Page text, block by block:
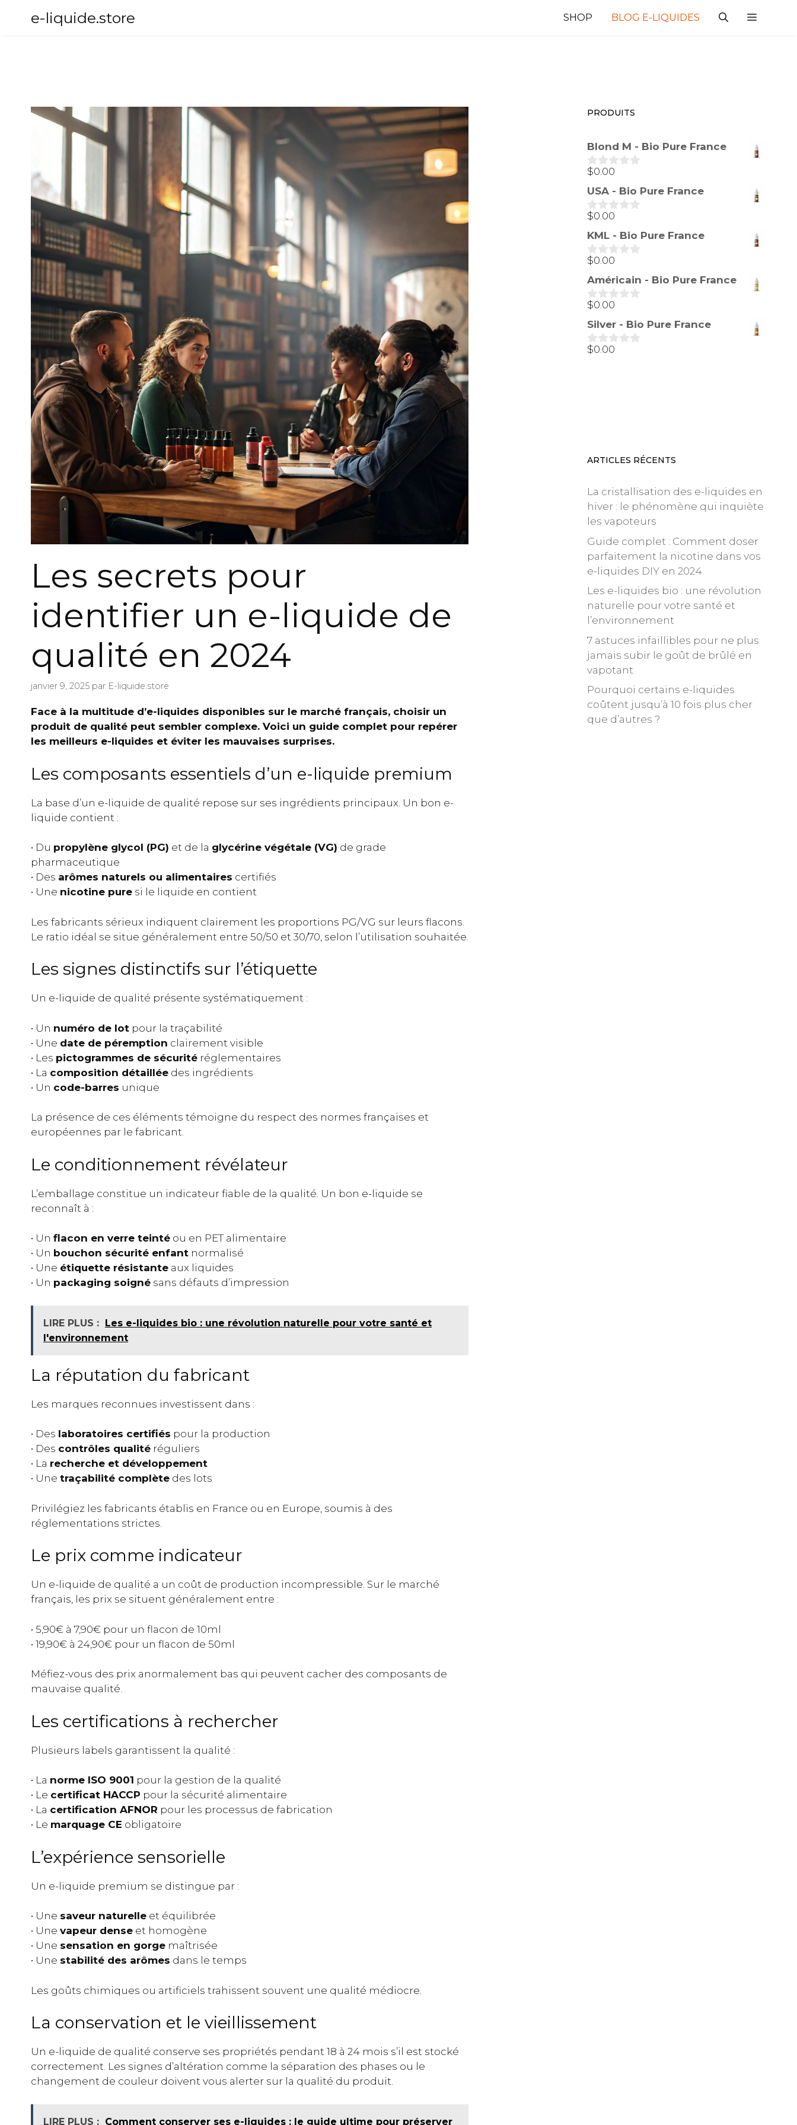
e-liquide.store SHOP BLOG E-LIQUIDES
Les secrets pour
identifier un e-liquide de
qualité en 2024
janvier 9, 2025 par E-liquide.store
Face à la multitude d’e-liquides disponibles sur le marché français, choisir un
produit de qualité peut sembler complexe. Voici un guide complet pour repérer
les meilleurs e-liquides et éviter les mauvaises surprises.
Les composants essentiels d’un e-liquide premium
La base d’un e-liquide de qualité repose sur ses ingrédients principaux. Un bon e-
liquide contient :
• Du propylène glycol (PG) et de la glycérine végétale (VG) de grade
pharmaceutique
• Des arômes naturels ou alimentaires certifiés
• Une nicotine pure si le liquide en contient
Les fabricants sérieux indiquent clairement les proportions PG/VG sur leurs flacons.
Le ratio idéal se situe généralement entre 50/50 et 30/70, selon l’utilisation souhaitée.
Les signes distinctifs sur l’étiquette
Un e-liquide de qualité présente systématiquement :
• Un numéro de lot pour la traçabilité
• Une date de péremption clairement visible
• Les pictogrammes de sécurité réglementaires
• La composition détaillée des ingrédients
• Un code-barres unique
La présence de ces éléments témoigne du respect des normes françaises et
européennes par le fabricant.
Le conditionnement révélateur
L’emballage constitue un indicateur fiable de la qualité. Un bon e-liquide se
reconnaît à :
• Un flacon en verre teinté ou en PET alimentaire
• Un bouchon sécurité enfant normalisé
• Une étiquette résistante aux liquides
• Un packaging soigné sans défauts d’impression
LIRE PLUS : Les e-liquides bio : une révolution naturelle pour votre santé et
l'environnement
La réputation du fabricant
Les marques reconnues investissent dans :
• Des laboratoires certifiés pour la production
• Des contrôles qualité réguliers
• La recherche et développement
• Une traçabilité complète des lots
Privilégiez les fabricants établis en France ou en Europe, soumis à des
réglementations strictes.
Le prix comme indicateur
Un e-liquide de qualité a un coût de production incompressible. Sur le marché
français, les prix se situent généralement entre :
• 5,90€ à 7,90€ pour un flacon de 10ml
• 19,90€ à 24,90€ pour un flacon de 50ml
Méfiez-vous des prix anormalement bas qui peuvent cacher des composants de
mauvaise qualité.
Les certifications à rechercher
Plusieurs labels garantissent la qualité :
• La norme ISO 9001 pour la gestion de la qualité
• Le certificat HACCP pour la sécurité alimentaire
• La certification AFNOR pour les processus de fabrication
• Le marquage CE obligatoire
L’expérience sensorielle
Un e-liquide premium se distingue par :
• Une saveur naturelle et équilibrée
• Une vapeur dense et homogène
• Une sensation en gorge maîtrisée
• Une stabilité des arômes dans le temps
Les goûts chimiques ou artificiels trahissent souvent une qualité médiocre.
La conservation et le vieillissement
Un e-liquide de qualité conserve ses propriétés pendant 18 à 24 mois s’il est stocké
correctement. Les signes d’altération comme la séparation des phases ou le
changement de couleur doivent vous alerter sur la qualité du produit.
LIRE PLUS : Comment conserver ses e-liquides : le guide ultime pour préserver
PRODUITS
Blond M - Bio Pure France
0
u
r
5
$0.00
USA - Bio Pure France
0
u
r
5
$0.00
KML - Bio Pure France
0
u
r
5
$0.00
Américain - Bio Pure France
0
s
u
r
5
$0.00
Silver - Bio Pure France
0
$0.00
ARTICLES RÉCENTS
La cristallisation des e-liquides en
hiver : le phénomène qui inquiète
les vapoteurs
Guide complet : Comment doser
parfaitement la nicotine dans vos
e-liquides DIY en 2024
Les e-liquides bio : une révolution
naturelle pour votre santé et
l’environnement
7 astuces infaillibles pour ne plus
jamais subir le goût de brûlé en
vapotant
Pourquoi certains e-liquides
coûtent jusqu’à 10 fois plus cher
que d’autres ?